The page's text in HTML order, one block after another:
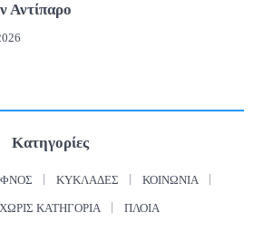
Αντίπαρο
Κατηγορίες
ΚΥΚΛΆΔΕΣ ΚΟΙΝΩΝΊΑ
ΧΩΡΊΣ ΚΑΤΗΓΟΡΊΑ ΠΛΟΊΑ